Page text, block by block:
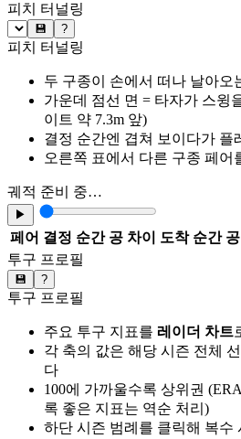
피치 터널링
💾 ?
피치 터널링
두 구종이 손에서 떠나 날아오
가운데 점선 면 = 타자가 스윙
이트 약 7.3m 앞)
결정 순간엔 겹쳐 보이다가 플
오른쪽 표에서 다른 구종 페어
궤적 준비 중…
▶
페어 결정 순간 공 차이 도착 순간 공
투구 프로필
💾 ?
투구 프로필
주요 투구 지표를 레이더 차트
각 축의 값은 해당 시즌 전체
다
100에 가까울수록 상위권
록 좋은 지표는 역순 처리)
하단 시즌 범례를 클릭해 복수